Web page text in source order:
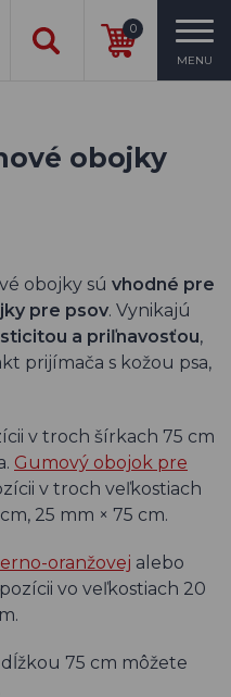
0
MENU
obojky
obojky sú vhodné pre
pre psov. Vynikajú
a priľnavosťou,
prijímača s kožou psa,
v troch šírkach 75 cm
Gumový obojok pre
v troch veľkostiach
25 mm × 75 cm.
oranžovej alebo
vo veľkostiach 20
75 cm môžete